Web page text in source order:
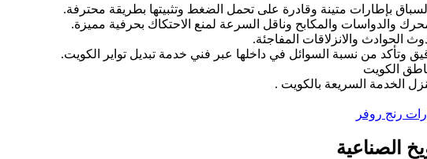
بإطارات متينة وقادرة على تحمل الضغط وتثبيتها بطريقة محترفة.
والدواسات والمكابح وناقل السرعة لمنع الاحتكاك بحرفية مميزة.
وتأكد من نسبة السوائل في داخلها عبر فني خدمة تبديل تواير الكويت.
الكويت
الخدمة السريعة بالكويت .
رنج روفر
الصناعية